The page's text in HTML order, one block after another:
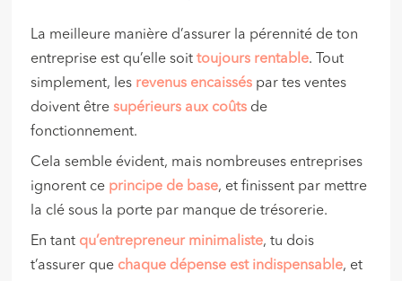
La meilleure manière d’assurer la pérennité de ton
entreprise est qu’elle soittoujours rentable. Tout
simplement, les revenus encaissés par tes ventes
doivent êtresupérieurs aux coûts de
fonctionnement.
Cela semble évident, mais nombreuses entreprises
ignorent ce principe de base, et finissent par mettre
la clé sous la porte par manque de trésorerie.
En tant qu’entrepreneur minimaliste, tu dois
t’assurer que chaque dépense est indispensable, et